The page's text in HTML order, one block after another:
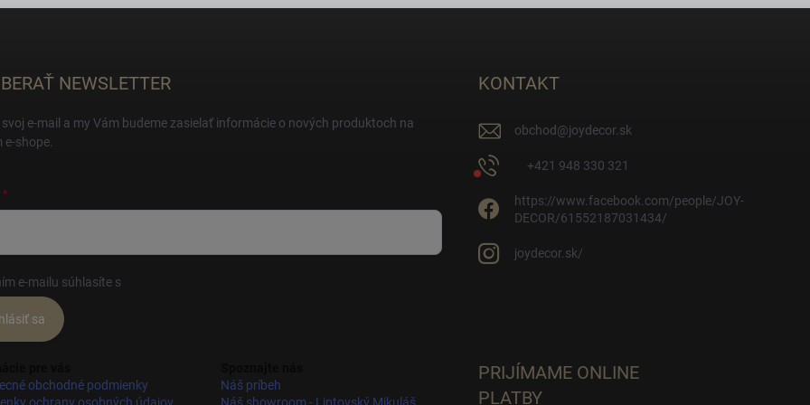
NEWSLETTER
e-mail a my Vám budeme zasielať informácie o nových produktoch na
e-shope.
e-mailu súhlasíte s
sa
KONTAKT
obchod@joydecor.sk
+421 948 330 321
https://www.facebook.com/people/JOY-
DECOR/61552187031434/
joydecor.sk/
obchodné podmienky
Náš príbeh
PRIJÍMAME ONLINE
PLATBY